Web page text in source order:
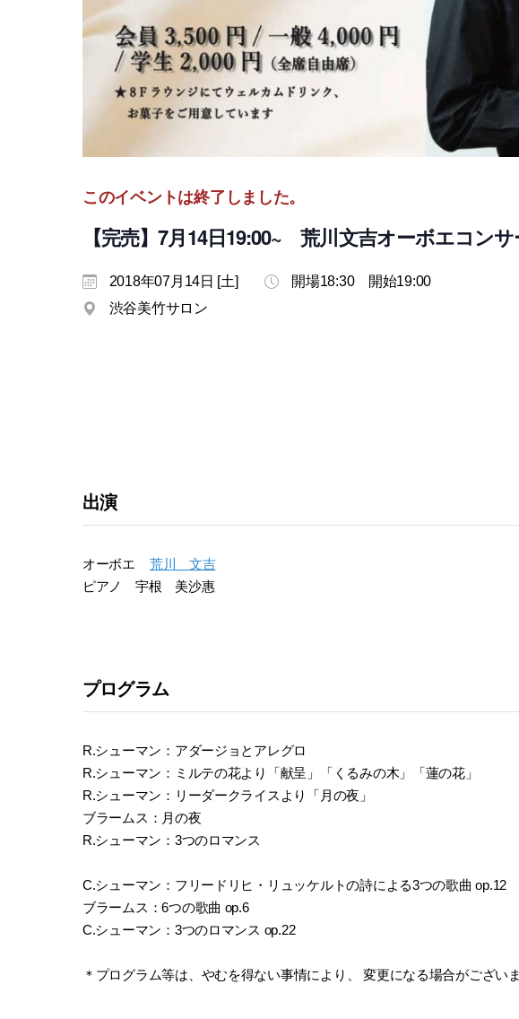
このイベントは終了しました。
【完売】7月14日19:00~ 荒川文吉オーボエコンサ
2018年07月14日 [土]
開場18:30 開始19:00
渋谷美竹サロン
出演
オーボエ
荒川 文吉
ピアノ 宇根 美沙惠
プログラム
R.シューマン：アダージョとアレグロ
R.シューマン：ミルテの花より「献呈」「くるみの木」「蓮の花」
R.シューマン：リーダークライスより「月の夜」
ブラームス：月の夜
R.シューマン：3つのロマンス
C.シューマン：フリードリヒ・リュッケルトの詩による3つの歌曲 op.12
ブラームス：6つの歌曲 op.6
C.シューマン：3つのロマンス op.22
＊プログラム等は、やむを得ない事情により、 変更になる場合がございま